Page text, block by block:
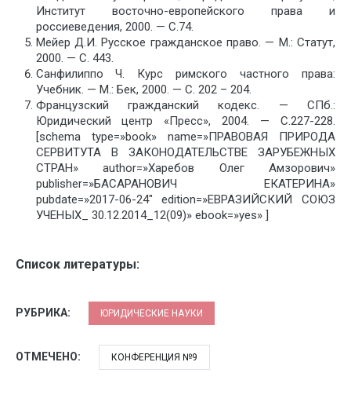
Институт восточно-европейского права и
россиеведения, 2000. — С.74.
Мейер Д.И. Русское гражданское право. — М.: Статут,
2000. — С. 443.
Санфилиппо Ч. Курс римского частного права:
Учебник. — М.: Бек, 2000. — С. 202 – 204.
Французский гражданский кодекс. — СПб.:
Юридический центр «Пресс», 2004. — С.227-228.
[schema type=»book» name=»ПРАВОВАЯ ПРИРОДА
СЕРВИТУТА В ЗАКОНОДАТЕЛЬСТВЕ ЗАРУБЕЖНЫХ
СТРАН» author=»Харебов Олег Амзорович»
publisher=»БАСАРАНОВИЧ ЕКАТЕРИНА»
pubdate=»2017-06-24″ edition=»ЕВРАЗИЙСКИЙ СОЮЗ
УЧЕНЫХ_ 30.12.2014_12(09)» ebook=»yes» ]
Список литературы:
РУБРИКА: ЮРИДИЧЕСКИЕ НАУКИ
ОТМЕЧЕНО: КОНФЕРЕНЦИЯ №9